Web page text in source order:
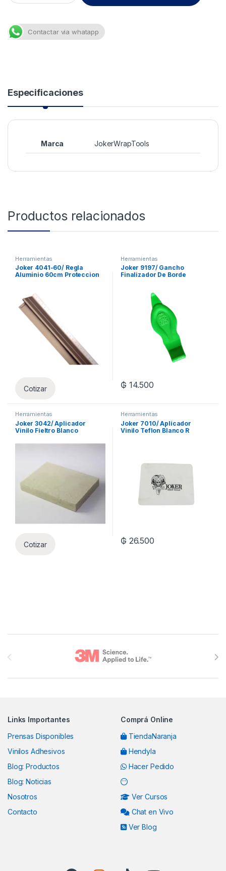
Contactar via whatapp
Especificaciones
Marca JokerWrapTools
Productos relacionados
Herramientas
Joker 4041-60/ Regla
Aluminio 60cm Proteccion
Cotizar
Herramientas
Joker 9197/ Gancho
Finalizador De Borde
₲ 14.500
Herramientas
Joker 3042/ Aplicador
Vinilo Fieltro Blanco
Cotizar
Herramientas
Joker 7010/ Aplicador
Vinilo Teflon Blanco R
₲ 26.500
Links Importantes
Prensas Disponibles
Vinilos Adhesivos
Blog: Productos
Blog: Noticias
Nosotros
Contacto
Comprá Online
TiendaNaranja
Hendyla
Hacer Pedido
Ver Cursos
Chat en Vivo
Ver Blog